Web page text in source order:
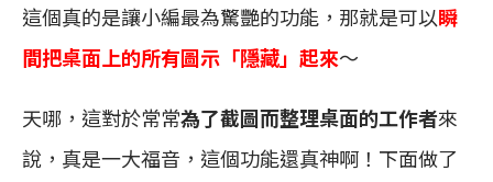
這個真的是讓小編最為驚艷的功能，那就是可以瞬
間把桌面上的所有圖示「隱藏」起來～
天哪，這對於常常為了截圖而整理桌面的工作者來
說，真是一大福音，這個功能還真神啊！下面做了